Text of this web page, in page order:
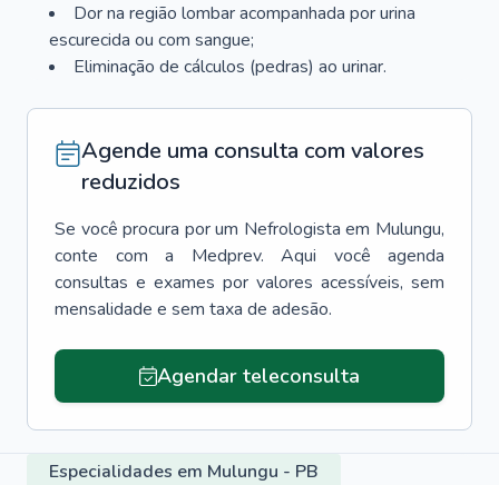
Dor na região lombar acompanhada por urina
escurecida ou com sangue;
Eliminação de cálculos (pedras) ao urinar.
Agende uma consulta com valores
reduzidos
Se você procura por um Nefrologista em Mulungu,
conte com a Medprev. Aqui você agenda
consultas e exames por valores acessíveis, sem
mensalidade e sem taxa de adesão.
Agendar teleconsulta
Especialidades em Mulungu - PB